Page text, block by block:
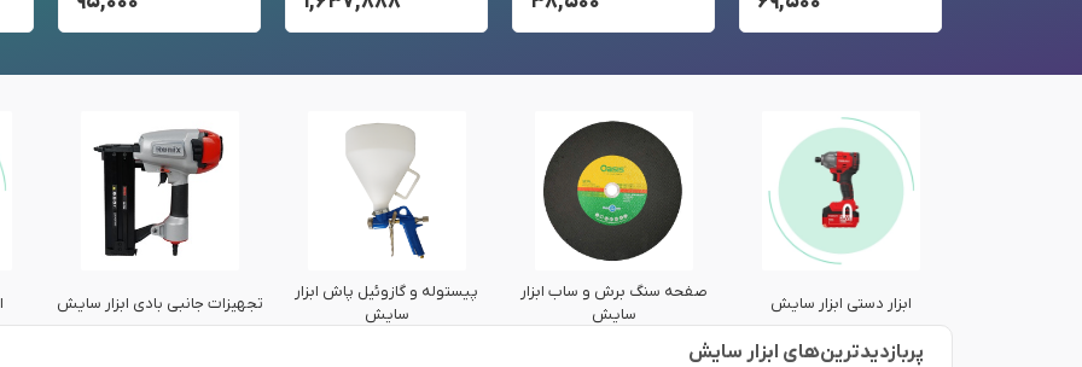
ابزار دستی ابزار سایش
صفحه سنگ برش و ساب ابزار
سایش
پیستوله و گازوئیل پاش ابزار
سایش
تجهیزات جانبی بادی ابزار سایش
پربازدید‌ترین‌های ابزار سایش